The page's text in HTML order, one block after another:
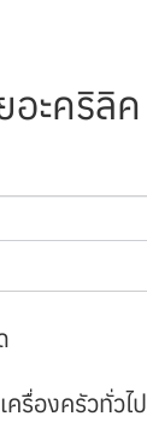
ะคริลิค
เครื่องครัวทั่วไป